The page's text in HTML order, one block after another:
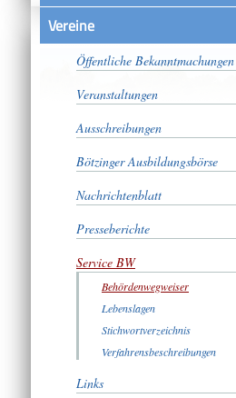
VereineSatzungen
Öffentliche Bekanntmachungen
Veranstaltungen
Ausschreibungen
Bötzinger Ausbildungsbörse
Nachrichtenblatt
Presseberichte
Service BW
Behördenwegweiser
Lebenslagen
Stichwortverzeichnis
Verfahrensbeschreibungen
Links